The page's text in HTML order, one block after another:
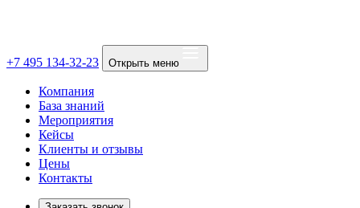
+7 495 134-32-23 Открыть меню
Компания
База знаний
Мероприятия
Кейсы
Клиенты и отзывы
Цены
Контакты